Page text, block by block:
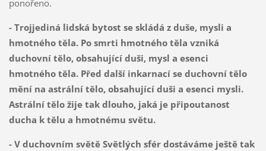
ponořeno.
- Trojjediná lidská bytost se skládá z duše, mysli a
hmotného těla. Po smrti hmotného těla vzniká
duchovní tělo, obsahující duši, mysl a esenci
hmotného těla. Před další inkarnací se duchovní tělo
mění na astrální tělo, obsahující duši a esenci mysli.
Astrální tělo žije tak dlouho, jaká je připoutanost
ducha k tělu a hmotnému světu.
- V duchovním světě Světlých sfér dostáváme ještě tak